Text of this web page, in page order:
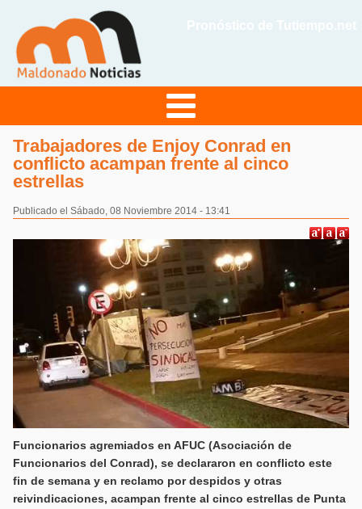
Trabajadores de Enjoy Conrad en
conflicto acampan frente al cinco
estrellas
Publicado el Sábado, 08 Noviembre 2014 - 13:41
Funcionarios agremiados en AFUC (Asociación de
Funcionarios del Conrad), se declararon en conflicto este
fin de semana y en reclamo por despidos y otras
reivindicaciones, acampan frente al cinco estrellas de Punta